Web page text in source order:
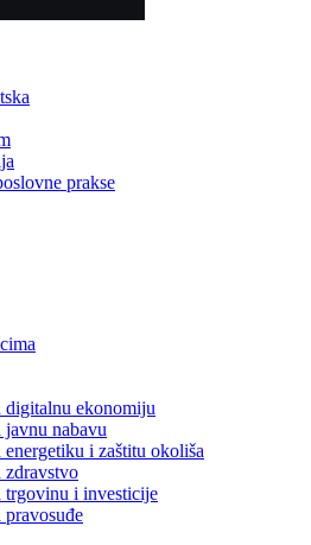
prakse
digitalnu ekonomiju
javnu nabavu
energetiku i zaštitu okoliša
zdravstvo
trgovinu i investicije
pravosuđe